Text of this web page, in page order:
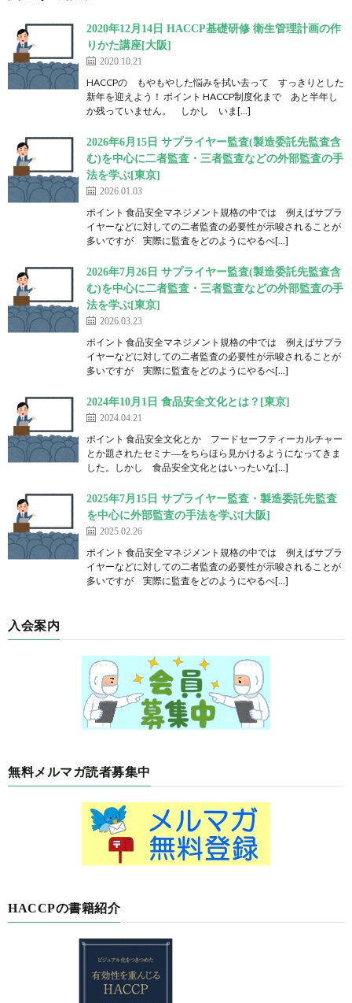
2020年12月14日 HACCP基礎研修 衛生管理計画の作
りかた講座[大阪]
2020.10.21
HACCPの もやもやした悩みを拭い去って すっきりとした
新年を迎えよう！ ポイント HACCP制度化まで あと半年し
か残っていません。 しかし いま[…]
2026年6月15日 サプライヤー監査(製造委託先監査含
む)を中心に二者監査・三者監査などの外部監査の手
法を学ぶ[東京]
2026.01.03
ポイント 食品安全マネジメント規格の中では 例えばサプラ
イヤーなどに対しての二者監査の必要性が示唆されることが
多いですが 実際に監査をどのようにやるべ[…]
2026年7月26日 サプライヤー監査(製造委託先監査含
む)を中心に二者監査・三者監査などの外部監査の手
法を学ぶ[東京]
2026.03.23
ポイント 食品安全マネジメント規格の中では 例えばサプラ
イヤーなどに対しての二者監査の必要性が示唆されることが
多いですが 実際に監査をどのようにやるべ[…]
2024年10月1日 食品安全文化とは？[東京]
2024.04.21
ポイント 食品安全文化とか フードセーフティーカルチャー
とか題されたセミナ―をちらほら見かけるようになってきま
した。しかし 食品安全文化とはいったいな[…]
2025年7月15日 サプライヤー監査・製造委託先監査
を中心に外部監査の手法を学ぶ[大阪]
2025.02.26
ポイント 食品安全マネジメント規格の中では 例えばサプラ
イヤーなどに対しての二者監査の必要性が示唆されることが
多いですが 実際に監査をどのようにやるべ[…]
入会案内
無料メルマガ読者募集中
HACCPの書籍紹介